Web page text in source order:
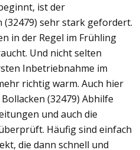
ist der
(32479) sehr stark gefordert.
in der Regel im Frühling
Und nicht selten
Inbetriebnahme im
richtig warm. Auch hier
(32479) Abhilfe
und auch die
Häufig sind einfach
die dann schnell und